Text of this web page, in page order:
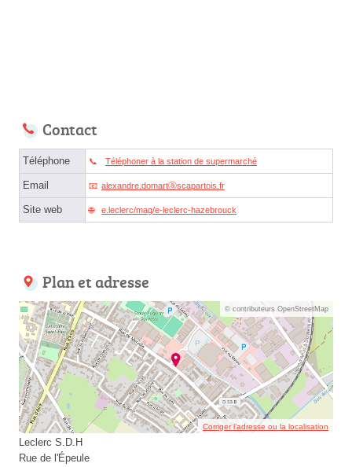
Contact
Téléphone Téléphoner à la station de supermarché
Email alexandre.domartⓐscapartois.fr
Site web e.leclerc/mag/e-leclerc-hazebrouck
Plan et adresse
© contributeurs OpenStreetMap
Corriger l’adresse ou la localisation
Leclerc S.D.H
Rue de l'Épeule